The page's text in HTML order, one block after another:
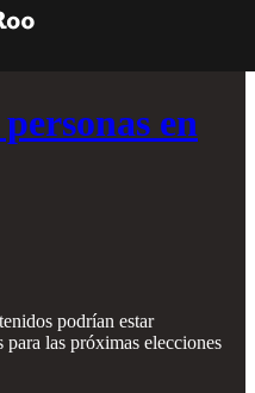
en
podrían estar
las próximas elecciones